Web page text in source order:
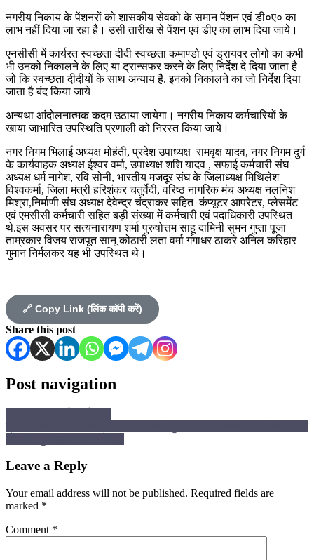
नगरीय निकाय के पेंशनरों को शासकीय सेवको के समान पेंशन एवं डी०ए० का
लाभ नहीं दिया जा रहा है। उसी तारीख से पेंशन एवं डीए का लाभ दिया जाये।
एनसीसी में कार्यरत स्वच्छता दीदी स्वच्छता कमाण्डो एवं ड्रायवर लोगो का कभी
भी उनको निकालने के लिए या ट्रान्सफर करने के लिए निर्देश दे दिया जाता है
जो कि स्वच्छता दीदीयों के साथ अन्याय है. इनको निकालने का जो निर्देश दिया
जाता है बंद किया जाये
अन्यथा आंदोलनात्मक कदम उठाया जायेगा। नगरीय निकाय कर्मचारियों के
खाया जाभारित उपस्थिति प्रणाली को निरस्त किया जाये।
नगर निगम भिलाई अध्यक्ष मोहंती, प्रदेश उपाध्यक्ष रामवृक्ष यादव, नगर निगम दुर्ग
के कार्यवाहक अध्यक्ष ईश्वर वर्मा, उपाध्यक्ष शशि यादव , सफाई कर्मचारी संघ
अध्यक्ष धर्म नागेश, रवि सोनी, भारतीय मजदूर संघ के जिलाध्यक्ष मिथिलेश
विश्वकर्मा, जिला मंत्री हरिशंकर चतुर्वेदी, वरिष्ठ नागरिक मंच अध्यक्ष नलनिश
मिश्रा,निर्माणी संघ अध्यक्ष देवेन्द्र चंद्राकर सहित कंप्यूटर आपरेटर, प्लेसमेंट
एवं एमसीसी कर्मचारी सहित बड़ी संख्या में कर्मचारी एवं पदाधिकारी उपस्थित
थे.इस अवसर पर सत्यनारायण शर्मा पुरुषोत्तम साहू दामिनी सुमन गुप्ता पूजा
ताम्रकार विजय राजपूत सानू कोठारी लता वर्मा गंगाधर ठाकरे अनिल करिहार
गुमान निर्मलकर यह भी उपस्थित थे।
🔗 Copy Link (लिंक कॉपी करें)
Share this post
Post navigation
Leave a Reply
Your email address will not be published. Required fields are
marked *
Comment *